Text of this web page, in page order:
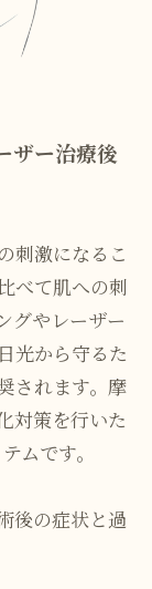
ザー治療後
刺激になるこ
べて肌への刺
グやレーザー
光から守るた
されます。摩
対策を行いた
ムです。
後の症状と過